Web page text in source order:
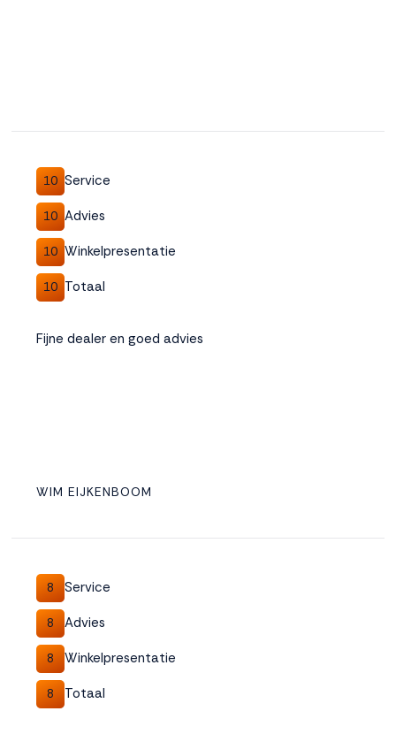
10 Service
10 Advies
10 Winkelpresentatie
10 Totaal
Fijne dealer en goed advies
WIM EIJKENBOOM
8 Service
8 Advies
8 Winkelpresentatie
8 Totaal